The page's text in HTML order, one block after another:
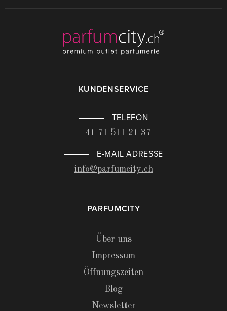
KUNDENSERVICE
TELEFON
+41 71 511 21 37
E-MAIL ADRESSE
info@parfumcity.ch
PARFUMCITY
Über uns
Impressum
Öffnungszeiten
Blog
Newsletter